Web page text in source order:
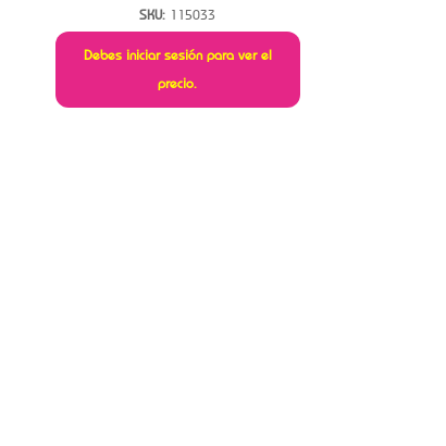
SKU: 115033
Debes iniciar sesión para ver el
precio.